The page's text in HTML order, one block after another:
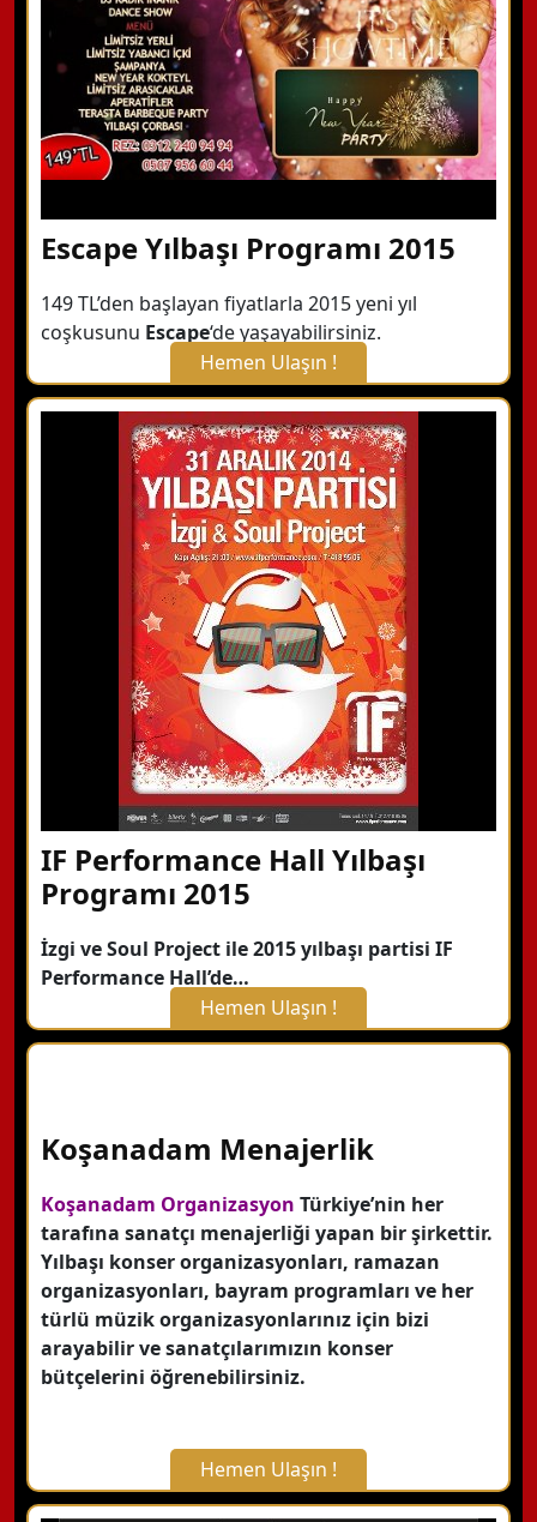
Detaylı Bilgi Alın
Escape Yılbaşı Programı 2015
149 TL’den başlayan fiyatlarla 2015 yeni yıl
coşkusunu Escape‘de yaşayabilirsiniz.
Hemen Ulaşın !
X Kapat
WhatsApp ile Bilgi Alın
Hemen Arayın
Detaylı Bilgi Alın
IF Performance Hall Yılbaşı
Programı 2015
İzgi ve Soul Project ile 2015 yılbaşı partisi IF
Performance Hall’de…
Hemen Ulaşın !
X Kapat
Hemen Arayın
Detaylı Bilgi Alın
Koşanadam Menajerlik
Koşanadam Organizasyon Türkiye’nin her
tarafına sanatçı menajerliği yapan bir şirkettir.
Yılbaşı konser organizasyonları, ramazan
organizasyonları, bayram programları ve her
türlü müzik organizasyonlarınız için bizi
arayabilir ve sanatçılarımızın konser
bütçelerini öğrenebilirsiniz.
Hemen Ulaşın !
X Kapat